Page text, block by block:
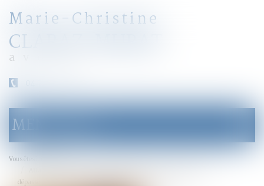
Marie-Christine
CLARAZ-MURAT
avocat
le
menu
MENU
Vous êtes ici :
dépassement du délai raisonnable d’une procédure pénale